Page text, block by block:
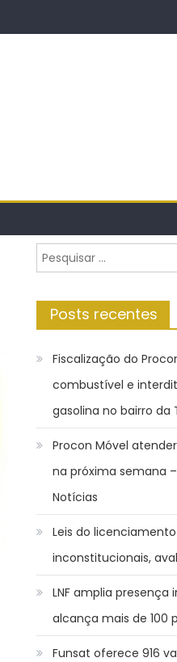
Pesquisar
por:
Posts recentes
Fiscalização do
combustível e
gasolina no bairro da
Procon Móvel
na próxima semana
Notícias
Leis do
inconstitucionais,
LNF amplia presença
alcança mais de 100
Funsat oferece 916